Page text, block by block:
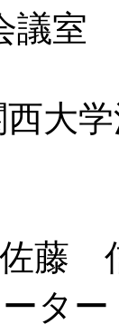
議室
西大
藤
タ